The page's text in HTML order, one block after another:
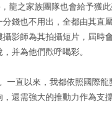
龍之家族團隊也會給予獲
錢也不用出，全都由其直
影師為其拍攝短片，屆時
并為他們歡呼喝彩。
一直以來，我都依照國際
還需強大的推動力作為